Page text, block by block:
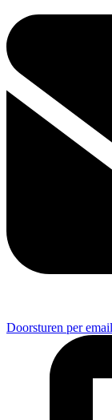
Doorsturen per email